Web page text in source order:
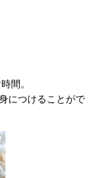
間。
につけることがで